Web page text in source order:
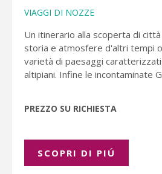
VIAGGI DI NOZZE
Un itinerario alla scoperta di città
storia e atmosfere d'altri tempi
varietà di paesaggi caratterizzati
altipiani. Infine le incontaminate
PREZZO SU RICHIESTA
SCOPRI DI PIÚ